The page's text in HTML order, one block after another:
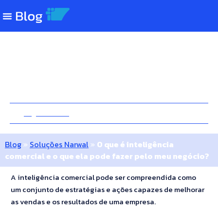
Blog » Soluções Narwal » O que é inteligência
comercial e o que ela pode fazer pelo meu negócio?
A inteligência comercial pode ser compreendida como
um conjunto de estratégias e ações capazes de melhorar
as vendas e os resultados de uma empresa.